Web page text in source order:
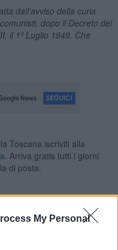
My Personal
dall’avviso della curia
dopo il Decreto del
il 1º Luglio 1949. Che
Toscana iscriviti alla
Arriva gratis tutti i giorni
di posta.
di Libero Venturi